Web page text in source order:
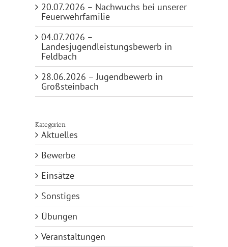
20.07.2026 – Nachwuchs bei unserer
Feuerwehrfamilie
04.07.2026 –
Landesjugendleistungsbewerb in
Feldbach
28.06.2026 – Jugendbewerb in
Großsteinbach
Kategorien
Aktuelles
Bewerbe
Einsätze
Sonstiges
Übungen
Veranstaltungen